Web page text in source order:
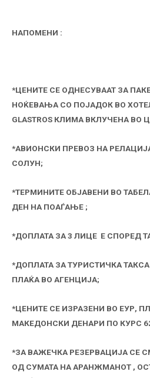
НАПОМЕНИ :
*ЦЕНИТЕ СЕ ОДНЕСУВААТ ЗА
НОЌЕВАЊА СО ПОЈАДОК ВО ХОТЕЛ
GLASTROS КЛИМА ВКЛУЧЕНА ВО
*АВИОНСКИ ПРЕВОЗ НА
СОЛУН;
*ТЕРМИНИТЕ ОБЈАВЕНИ ВО
ДЕН НА ПОАЃАЊЕ ;
*ДОПЛАТА ЗА 3 ЛИЦЕ Е СПОРЕД
*ДОПЛАТА ЗА ТУРИСТИЧКА
ПЛАЌА ВО АГЕНЦИЈА;
*ЦЕНИТЕ СЕ ИЗРАЗЕНИ ВО ЕУР,
МАКЕДОНСКИ ДЕНАРИ ПО КУРС
*ЗА ВАЖЕЧКА РЕЗЕРВАЦИЈА СЕ
ОД СУМАТА НА АРАНЖМАНОТ ,